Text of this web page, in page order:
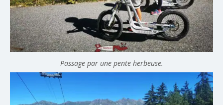
Passage par une pente herbeuse.